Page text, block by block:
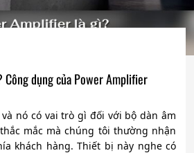
dụng của Power Amplifier
nó có vai trò gì đối với bộ dàn âm
mắc mà chúng tôi thường nhận
khách hàng. Thiết bị này nghe có